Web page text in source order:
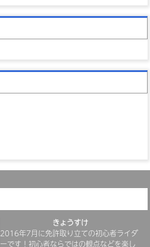
きょうすけ
2016年7月に免許取り立ての初心者ライダ
ーです！初心者ならではの観点などを楽し